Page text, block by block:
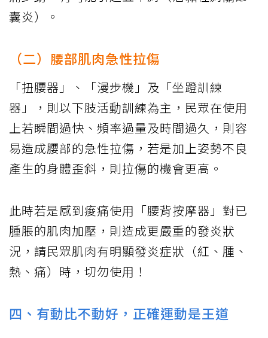
囊炎）。
（二）腰部肌肉急性拉傷
「扭腰器」、「漫步機」及「坐蹬訓練
器」，則以下肢活動訓練為主，民眾在使用
上若瞬間過快、頻率過量及時間過久，則容
易造成腰部的急性拉傷，若是加上姿勢不良
產生的身體歪斜，則拉傷的機會更高。
此時若是感到痠痛使用「腰背按摩器」對已
腫脹的肌肉加壓，則造成更嚴重的發炎狀
況，請民眾肌肉有明顯發炎症狀（紅、腫、
熱、痛）時，切勿使用！
四、有動比不動好，正確運動是王道